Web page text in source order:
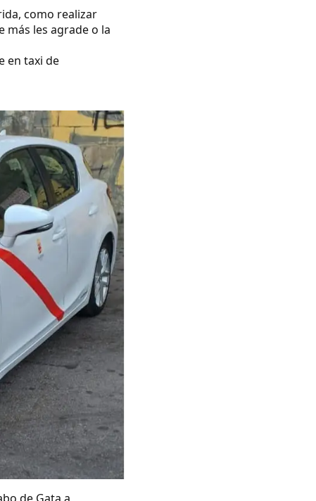
como realizar
más les agrade o la
en taxi de